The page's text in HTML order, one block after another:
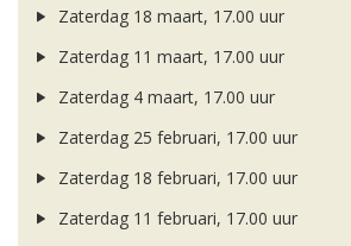
Zaterdag 18 maart, 17.00 uur
Zaterdag 11 maart, 17.00 uur
Zaterdag 4 maart, 17.00 uur
Zaterdag 25 februari, 17.00 uur
Zaterdag 18 februari, 17.00 uur
Zaterdag 11 februari, 17.00 uur